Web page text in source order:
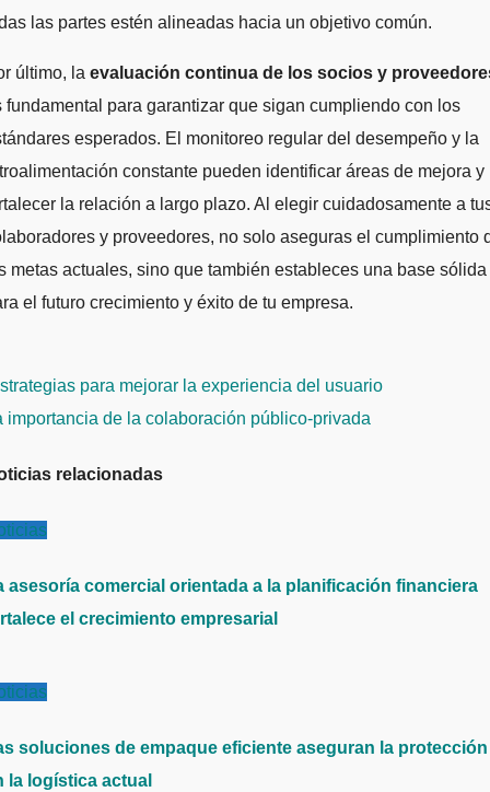
las partes estén alineadas hacia un objetivo común.
último, la evaluación continua de los socios y
fundamental para garantizar que sigan cumpliendo con los
esperados. El monitoreo regular del desempeño y la
constante pueden identificar áreas de mejora y
la relación a largo plazo. Al elegir cuidadosamente a
y proveedores, no solo aseguras el cumplimiento
metas actuales, sino que también estableces una base sólida
el futuro crecimiento y éxito de tu empresa.
para mejorar la experiencia del usuario
importancia de la colaboración público-privada
relacionadas
asesoría comercial orientada a la planificación financiera
el crecimiento empresarial
soluciones de empaque eficiente aseguran la protección
la logística actual